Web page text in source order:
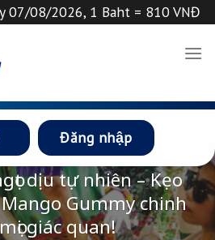
07/08/2026, 1 Baht = 810 VNĐ
Đăng nhập
ĐƯỢC PHÂN LOẠI
dịu tự nhiên – Kẹo
Gummy chinh
giác quan!